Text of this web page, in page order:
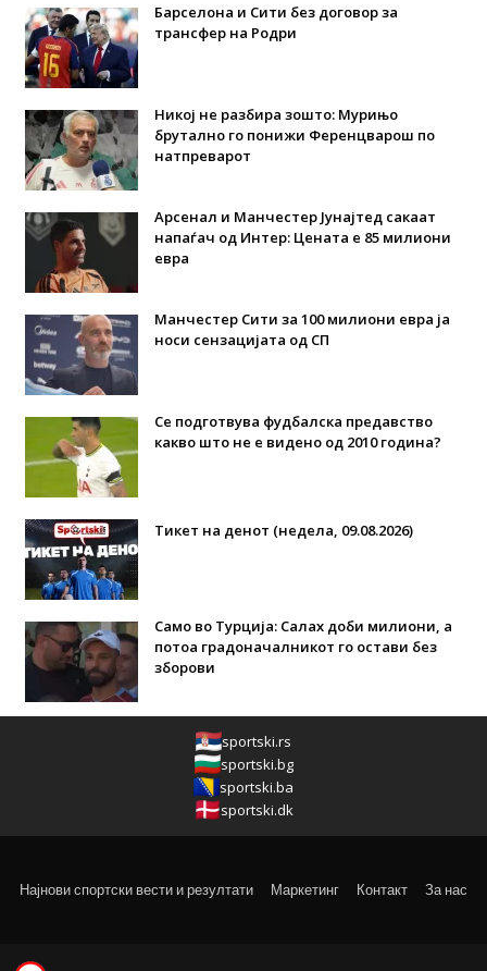
Барселона и Сити без договор за
трансфер на Родри
Никој не разбира зошто: Мурињо
брутално го понижи Ференцварош по
натпреварот
Арсенал и Манчестер Јунајтед сакаат
напаѓач од Интер: Цената е 85 милиони
евра
Манчестер Сити за 100 милиони евра ја
носи сензацијата од СП
Се подготвува фудбалска предавство
какво што не е видено од 2010 година?
Тикет на денот (недела, 09.08.2026)
Само во Турција: Салах доби милиони, а
потоа градоначалникот го остави без
зборови
sportski.rs
sportski.bg
sportski.ba
sportski.dk
Најнови спортски вести и резултати Маркетинг Контакт За нас